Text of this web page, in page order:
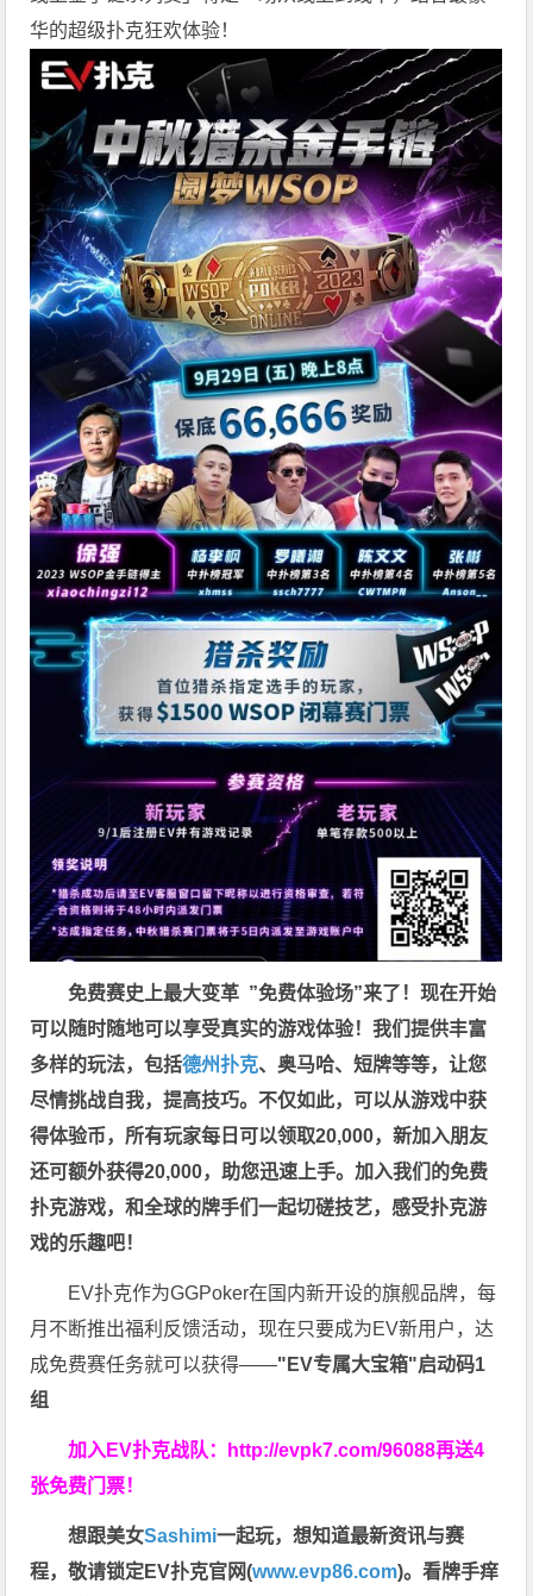
华的超级扑克狂欢体验！
免费赛史上最大变革 ”免费体验场”来了！现在开始
可以随时随地可以享受真实的游戏体验！我们提供丰富
多样的玩法，包括德州扑克、奥马哈、短牌等等，让您
尽情挑战自我，提高技巧。不仅如此， 可以从游戏中获
得体验币，所有玩家每日可以领取20,000，新加入朋友
还可额外获得20,000，助您迅速上手。加入我们的免费
扑克游戏，和全球的牌手们一起切磋技艺，感受扑克游
戏的乐趣吧！
EV扑克作为GGPoker在国内新开设的旗舰品牌，每
月不断推出福利反馈活动，现在只要成为EV新用户，达
成免费赛任务就可以获得——"EV专属大宝箱"启动码1
组
加入EV扑克战队： http://evpk7.com/96088再送4
张免费门票！
想跟美女Sashimi一起玩，想知道最新资讯与赛
程，敬请锁定EV扑克官网(www.evp86.com)。看牌手痒